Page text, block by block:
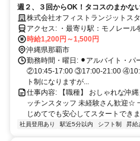
週２、３回からOK！タコスのまかな
高年活躍。ゆいレール牧志駅から徒
&観光地の活気を楽しめる職場です！
株式会社オフィストランジットス
アクセス: ・最寄り駅：モノ
時給1,200円～1,500円
沖縄県那覇市
勤務時間・曜日: ⚫︎アルバイト・
②10:45-17:00 ③17:00-21:00
ト制になりますが...
仕事内容: 【職種】 おしゃれな沖
ッチンスタッフ 未経験さん歓迎☆
じめてでも安心してスタートでき
社員登用あり 駅近5分以内 シフト制 昇給